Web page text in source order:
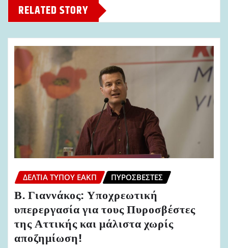
RELATED STORY
ΔΕΛΤΊΑ ΤΎΠΟΥ ΕΑΚΠ ΠΥΡΟΣΒΈΣΤΕΣ
Β. Γιαννάκος: Υποχρεωτική
υπερεργασία για τους Πυροσβέστες
της Αττικής και μάλιστα χωρίς
αποζημίωση!